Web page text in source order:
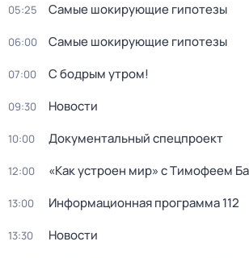
05:25 Самые шoкиpующие гипотезы
06:00 Самые шoкиpующие гипотезы
07:00 С бодрым утром!
09:30 Новости
10:00 Документальный спецпроект
12:00 «Как устроен мир» с Тимофеем
13:00 Информационная программа 112
13:30 Новости